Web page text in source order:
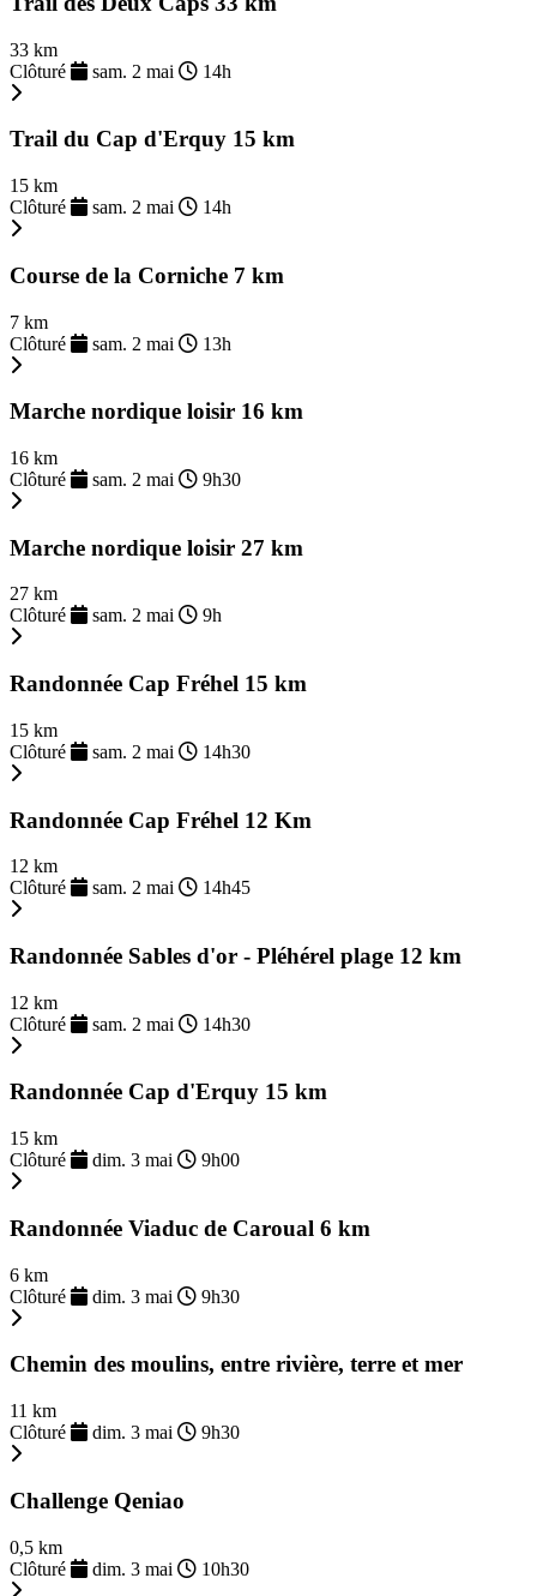
33 km
Clôturé
sam. 2 mai 14h
Trail du Cap d'Erquy 15 km
15 km
Clôturé
sam. 2 mai 14h
Course de la Corniche 7 km
7 km
Clôturé
sam. 2 mai 13h
Marche nordique loisir 16 km
16 km
Clôturé
sam. 2 mai 9h30
Marche nordique loisir 27 km
27 km
Clôturé
sam. 2 mai 9h
Randonnée Cap Fréhel 15 km
15 km
Clôturé
sam. 2 mai 14h30
Randonnée Cap Fréhel 12 Km
12 km
Clôturé
sam. 2 mai 14h45
Randonnée Sables d'or - Pléhérel plage 12 km
12 km
Clôturé
sam. 2 mai 14h30
Randonnée Cap d'Erquy 15 km
15 km
Clôturé
dim. 3 mai 9h00
Randonnée Viaduc de Caroual 6 km
6 km
Clôturé
dim. 3 mai 9h30
Chemin des moulins, entre rivière, terre et mer
11 km
Clôturé
dim. 3 mai 9h30
Challenge Qeniao
0,5 km
Clôturé
dim. 3 mai 10h30